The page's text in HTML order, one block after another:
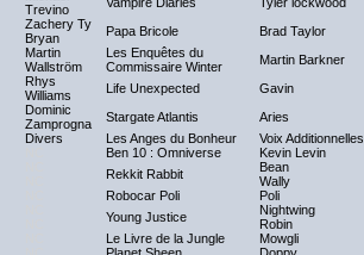
Trevino
Zachery Ty
Bryan
Papa Bricole Brad Taylor
Martin
Wallström
Les Enquêtes du
Commissaire Winter
Martin Barkner
Rhys
Williams
Life Unexpected Gavin
Dominic
Zamprogna
Stargate Atlantis Aries
Divers
Les Anges du Bonheur Voix Additionnelles
Ben 10 : Omniverse Kevin Levin
Rekkit Rabbit Bean
Wally
Robocar Poli Poli
Young Justice Nightwing
Robin
Le Livre de la Jungle Mowgli